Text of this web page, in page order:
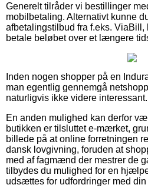
Generelt tilråder vi bestillinger
mobilbetaling. Alternativt kunne
afbetalingstilbud fra f.eks. ViaBill,
betale beløbet over et længere
Inden nogen shopper på en
man egentlig gennemgå
naturligvis ikke videre interessant.
En anden mulighed kan derfor
butikken er tilsluttet e-mærket,
billede på at online forretningen
dansk lovgivning, foruden at
med af fagmænd der mestrer de
tilbydes du mulighed for en
udsættes for udfordringer med din